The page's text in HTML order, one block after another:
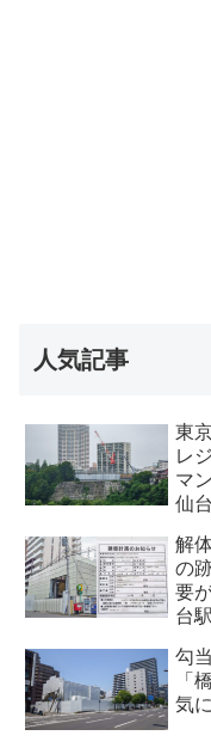
人気記事
東
レ
マ
仙
解
の
要
台
勾
「
気